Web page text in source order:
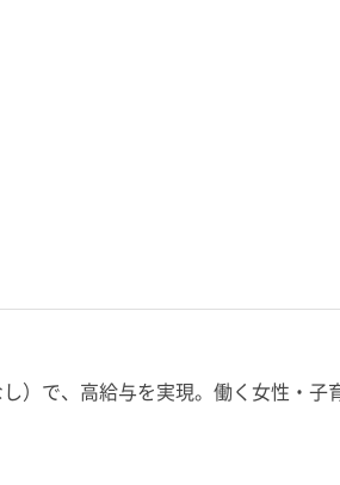
で、高給与を実現。働く女性・子